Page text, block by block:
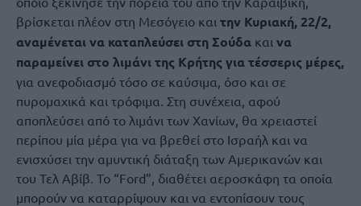
βρίσκεται πλέον στη Μεσόγειο και την Κυριακή, 22/2,
αναμένεται να καταπλεύσει στη Σούδα και να
παραμείνει στο λιμάνι της Κρήτης για τέσσερις μέρες,
για ανεφοδιασμό τόσο σε καύσιμα, όσο και σε
πυρομαχικά και τρόφιμα. Στη συνέχεια, αφού
αποπλεύσει από το λιμάνι των Χανίων, θα χρειαστεί
περίπου μία μέρα για να βρεθεί στο Ισραήλ και να
ενισχύσει την αμυντική διάταξη των Αμερικανών και
του Τελ Αβίβ. Το “Fοrd”, διαθέτει αεροσκάφη τα οποία
μπορούν να καταρρίψουν και να εντοπίσουν τους